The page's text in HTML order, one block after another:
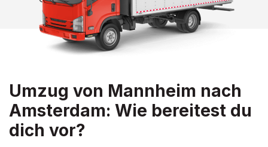
Umzug von Mannheim nach
Amsterdam: Wie bereitest du
dich vor?